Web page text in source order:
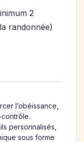
2
randonnée)
l’obéissance,
contrôle.
personnalisés,
sous forme